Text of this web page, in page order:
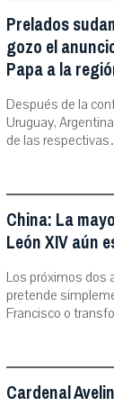
Prelados
gozo el
Papa a la
Después de la
Uruguay,
de las
China: La
León XIV aún
Los próximos dos
pretende
Francisco o
Cardenal